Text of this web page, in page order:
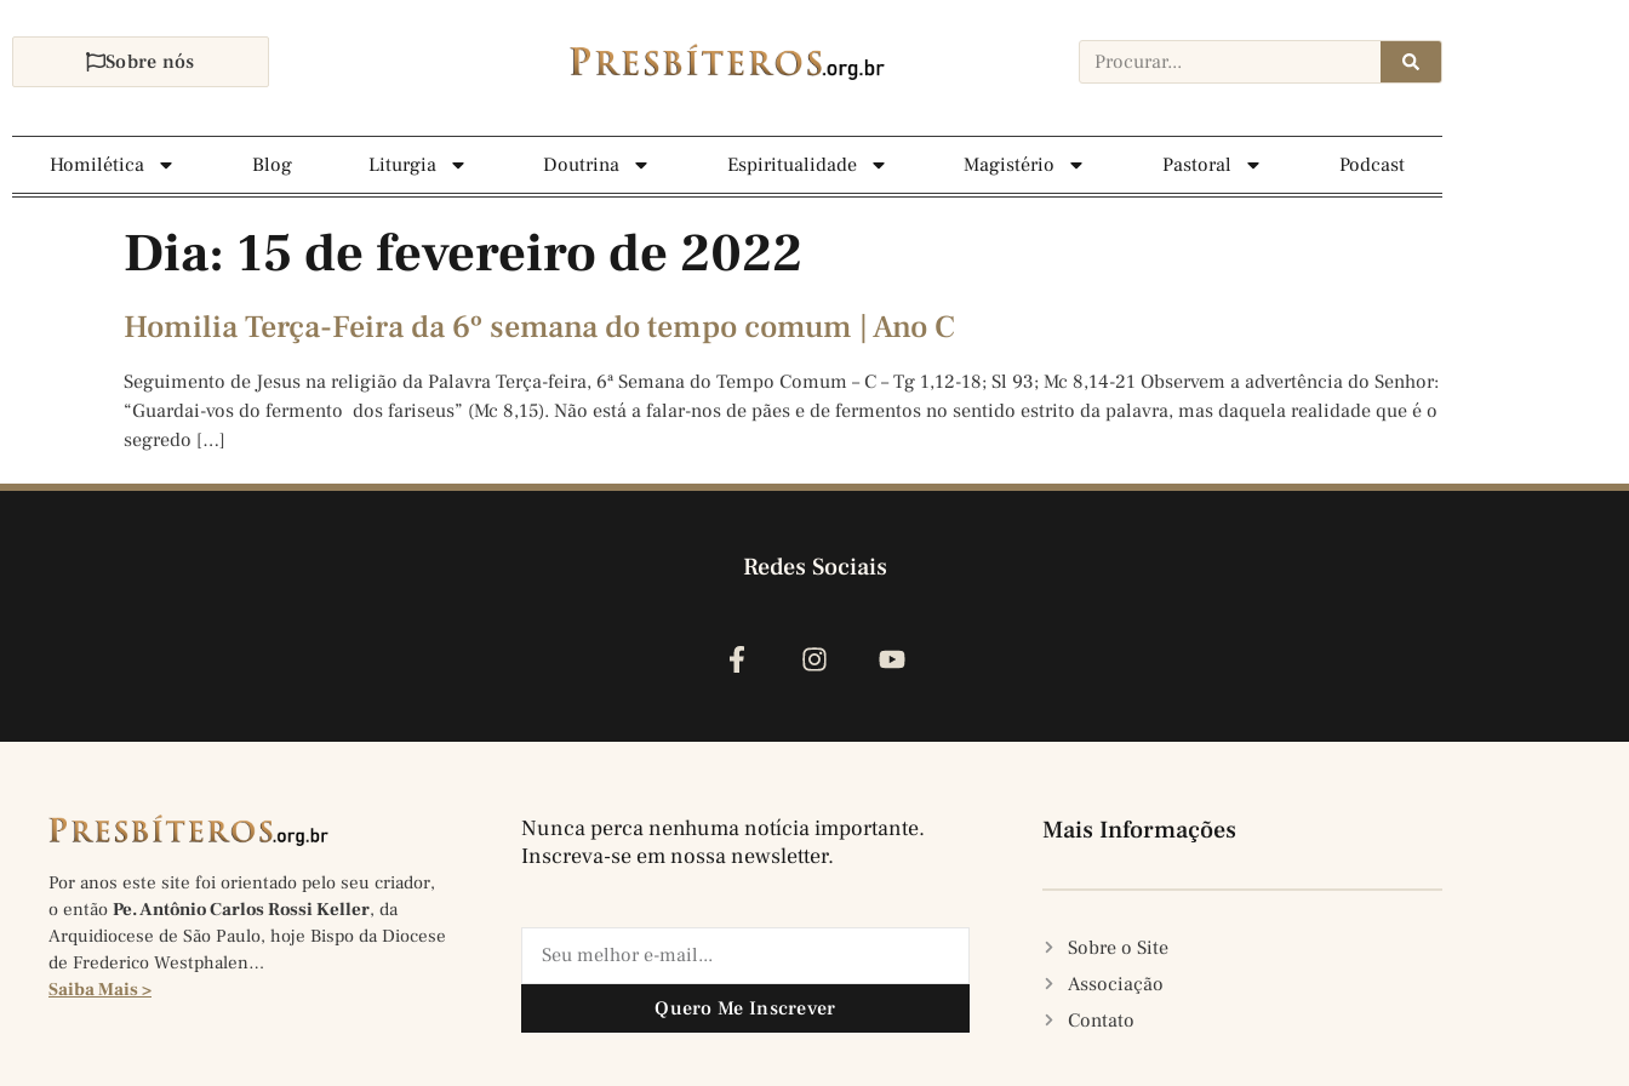
Sobre nós
Homilética Blog Liturgia Doutrina Espiritualidade Magistério Pastoral Podcast
Dia: 15 de fevereiro de 2022
Homilia Terça-Feira da 6º semana do tempo comum | Ano C
Seguimento de Jesus na religião da Palavra Terça-feira, 6ª Semana do Tempo Comum – C – Tg 1,12-18; Sl 93; Mc 8,14-21 Observem a advertência do Senhor:
“Guardai-vos do fermento dos fariseus” (Mc 8,15). Não está a falar-nos de pães e de fermentos no sentido estrito da palavra, mas daquela realidade que é o
segredo […]
Redes Sociais
Por anos este site foi orientado pelo seu criador,
o então Pe. Antônio Carlos Rossi Keller, da
Arquidiocese de São Paulo, hoje Bispo da Diocese
de Frederico Westphalen…
Saiba Mais >
Nunca perca nenhuma notícia importante.
Inscreva-se em nossa newsletter.
Quero Me Inscrever
Mais Informações
Sobre o Site
Associação
Contato